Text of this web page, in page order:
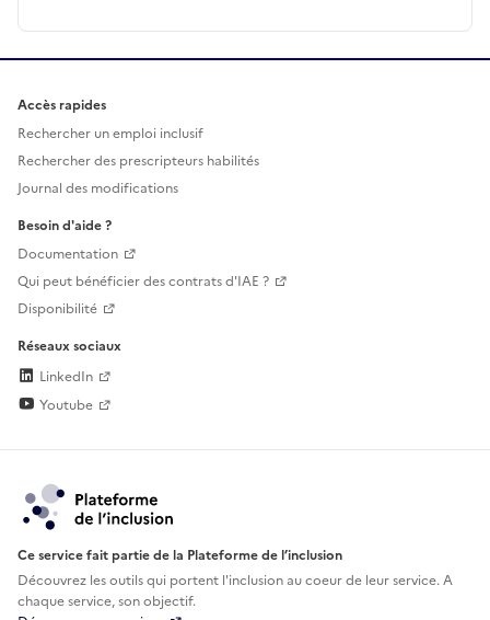
Accès rapides
Rechercher un emploi inclusif
Rechercher des prescripteurs habilités
Journal des modifications
Besoin d'aide ?
Documentation
Qui peut bénéficier des contrats d'IAE ?
Disponibilité
Réseaux sociaux
LinkedIn
Youtube
Ce service fait partie de la Plateforme de l’inclusion
Découvrez les outils qui portent l'inclusion aucoeur de leur service. A
chaque service, son objectif.